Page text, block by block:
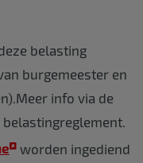
belasting
burgemeester en
info via de
worden ingediend